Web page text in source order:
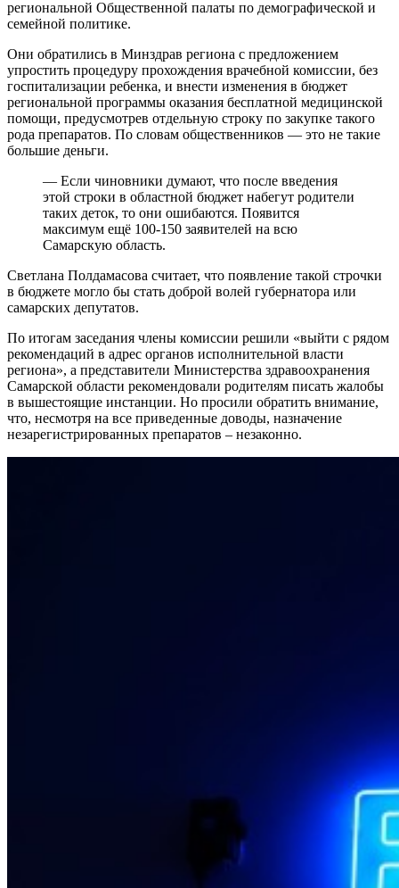
региональной Общественной палаты по демографической и
семейной политике.
Они обратились в Минздрав региона с предложением
упростить процедуру прохождения врачебной комиссии, без
госпитализации ребенка, и внести изменения в бюджет
региональной программы оказания бесплатной медицинской
помощи, предусмотрев отдельную строку по закупке такого
рода препаратов. По словам общественников — это не такие
большие деньги.
— Если чиновники думают, что после введения
этой строки в областной бюджет набегут родители
таких деток, то они ошибаются. Появится
максимум ещё 100-150 заявителей на всю
Самарскую область.
Светлана Полдамасова считает, что появление такой строчки
в бюджете могло бы стать доброй волей губернатора или
самарских депутатов.
По итогам заседания члены комиссии решили «выйти с рядом
рекомендаций в адрес органов исполнительной власти
региона», а представители Министерства здравоохранения
Самарской области рекомендовали родителям писать жалобы
в вышестоящие инстанции. Но просили обратить внимание,
что, несмотря на все приведенные доводы, назначение
незарегистрированных препаратов – незаконно.